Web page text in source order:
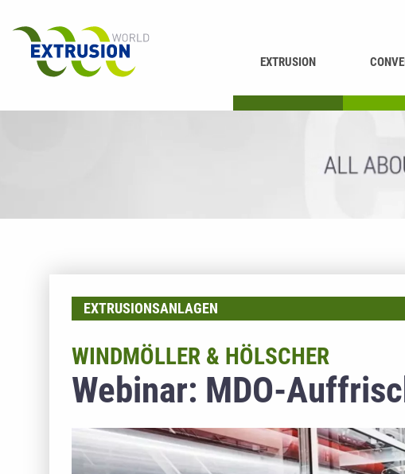
EXTRUSION
EXTRUSIONSANLAGEN
Webinar: MDO-
WINDMÖLLER & HÖLSCHER